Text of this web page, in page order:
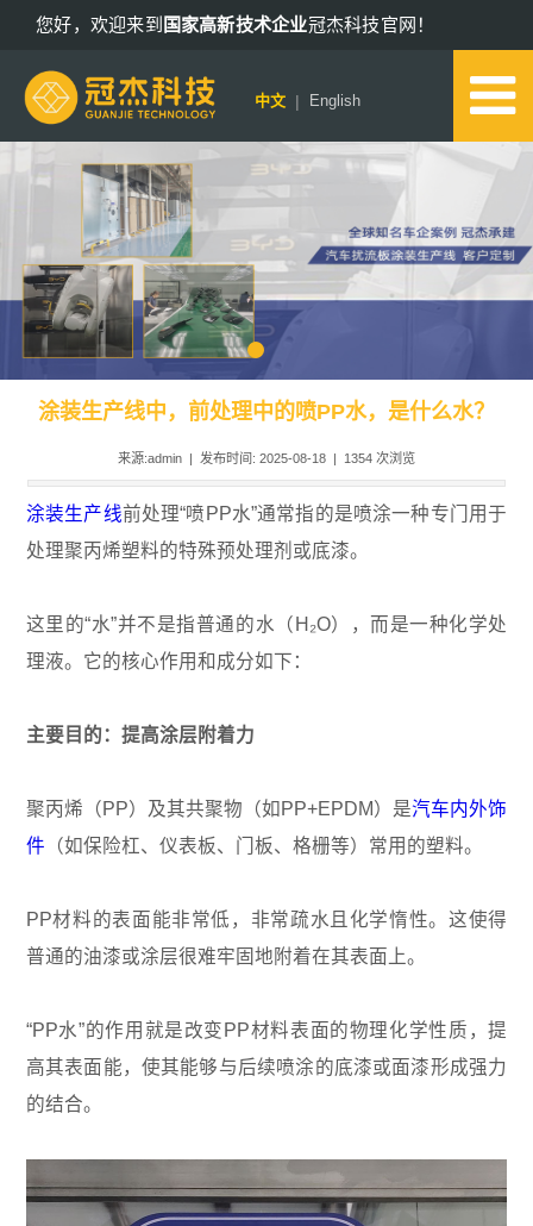
您好，欢迎来到 国家高新技术企业冠杰科技官网！
13802578652
中文 | English
涂装生产线中，前处理中的喷PP水，是什么水？
来源:admin | 发布时间: 2025-08-18 | 1354 次浏览
涂装生产线前处理“喷PP水”通常指的是喷涂一种专门用于
处理聚丙烯塑料的特殊预处理剂或底漆。
这里的“水”并不是指普通的水（H₂O），而是一种化学处
理液。它的核心作用和成分如下：
主要目的：提高涂层附着力
聚丙烯（PP）及其共聚物（如PP+EPDM）是汽车内外饰
件 （如保险杠、仪表板、门板、格栅等）常用的塑料。
PP材料的表面能非常低，非常疏水且化学惰性。这使得
普通的油漆或涂层很难牢固地附着在其表面上。
“PP水”的作用就是改变PP材料表面的物理化学性质，提
高其表面能，使其能够与后续喷涂的底漆或面漆形成强力
的结合。